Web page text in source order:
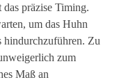
präzise Timing.
um das Huhn
hindurchzuführen. Zu
zum
Maß an